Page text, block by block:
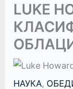
LUKE
НАУКА,